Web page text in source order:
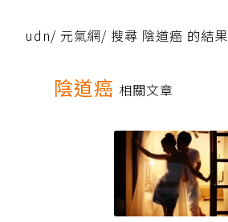
udn/ 元氣網/ 搜尋 陰道癌 的結果
陰道癌 相關文章